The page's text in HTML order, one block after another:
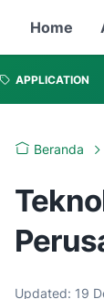
Home
APPLICATION
Beranda
Updated: 19